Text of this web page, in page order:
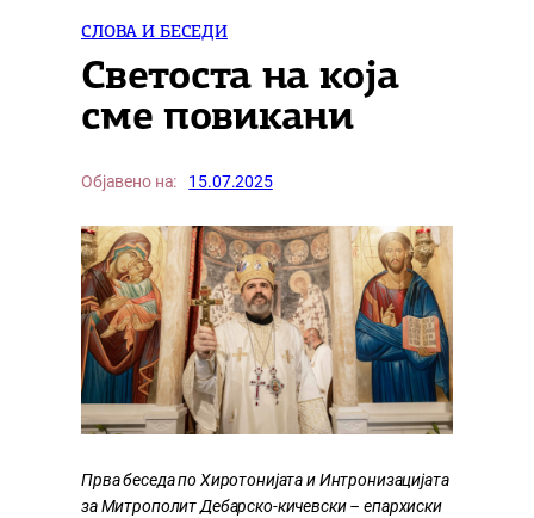
СЛОВА И БЕСЕДИ
Светоста на која
сме повикани
Објавено на: 15.07.2025
Прва беседа по Хиротонијата и Интронизацијата
за Митрополит Дебарско-кичевски – епархиски